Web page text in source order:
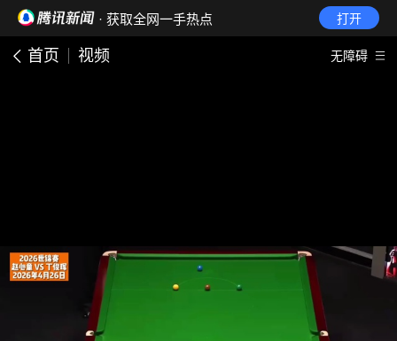
· 获取全网一手热点 打开
首页 视频 无障碍